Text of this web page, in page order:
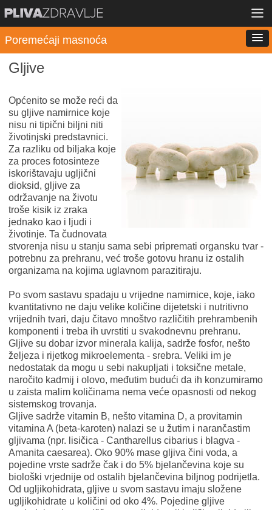
Poremećaji masnoća
Gljive
Općenito se može reći da
su gljive namirnice koje
nisu ni tipični biljni niti
životinjski predstavnici.
Za razliku od biljaka koje
za proces fotosinteze
iskorištavaju ugljični
dioksid, gljive za
održavanje na životu
troše kisik iz zraka
jednako kao i ljudi i
životinje. Ta čudnovata
stvorenja nisu u stanju sama sebi pripremati organsku tvar -
potrebnu za prehranu, već troše gotovu hranu iz ostalih
organizama na kojima uglavnom parazitiraju.
Po svom sastavu spadaju u vrijedne namirnice, koje, iako
kvantitativno ne daju velike količine dijetetski i nutritivno
vrijednih tvari, daju čitavo mnoštvo različitih prehrambenih
komponenti i treba ih uvrstiti u svakodnevnu prehranu.
Gljive su dobar izvor minerala kalija, sadrže fosfor, nešto
željeza i rijetkog mikroelementa - srebra. Veliki im je
nedostatak da mogu u sebi nakupljati i toksične metale,
naročito kadmij i olovo, međutim budući da ih konzumiramo
u zaista malim količinama nema veće opasnosti od nekog
sistemskog trovanja.
Gljive sadrže vitamin B, nešto vitamina D, a provitamin
vitamina A (beta-karoten) nalazi se u žutim i narančastim
gljivama (npr. lisičica - Cantharellus cibarius i blagva -
Amanita caesarea). Oko 90% mase gljiva čini voda, a
pojedine vrste sadrže čak i do 5% bjelančevina koje su
biološki vrjednije od ostalih bjelančevina biljnog podrijetla.
Od ugljikohidrata, gljive u svom sastavu imaju složene
ugljikohidrate u količini od oko 4%. Pojedine gljive